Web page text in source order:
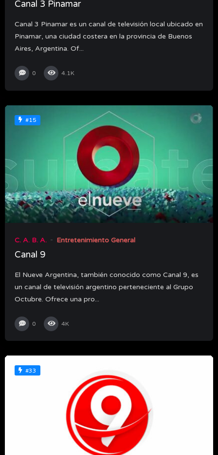
Canal 3 Pinamar
Canal 3 Pinamar es un canal de televisión local ubicado en
Pinamar, una ciudad costera en la provincia de Buenos
Aires, Argentina. Of...
0 4.1K
#15
C. A. B. A. Entretenimiento General
Canal 9
El Nueve Argentina, también conocido como Canal 9, es
un canal de televisión argentino perteneciente al Grupo
Octubre. Ofrece una pro...
0 4K
#33